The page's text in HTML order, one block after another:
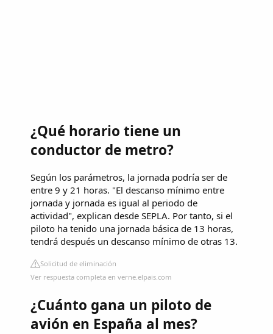
¿Qué horario tiene un
conductor de metro?
Según los parámetros, la jornada podría ser de
entre 9 y 21 horas. "El descanso mínimo entre
jornada y jornada es igual al periodo de
actividad", explican desde SEPLA. Por tanto, si el
piloto ha tenido una jornada básica de 13 horas,
tendrá después un descanso mínimo de otras 13.
Solicitud de eliminación
Ver respuesta completa en verne.elpais.com
¿Cuánto gana un piloto de
avión en España al mes?